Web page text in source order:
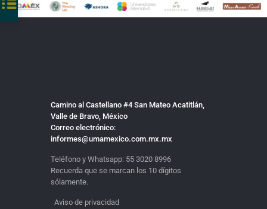
Camino al Castellano #4 San Mateo Acatitlán,
Valle de Bravo, México
Correo electrónico:
informes@umamexico.com.mx.mx
Teléfono y Whatsapp: 55 3020 8996
Recuerda que se marcan los 10 dígitos
sólamente.
Aviso de privacidad